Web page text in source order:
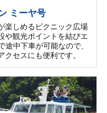
ミーヤ号
楽しめるピクニック広場
や観光ポイントを結びエ
途中下車が可能なので、
セスにも便利です。